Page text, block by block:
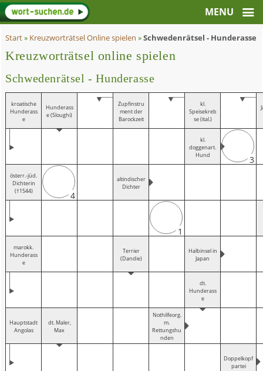
Start» Kreuzworträtsel Online spielen »Schwedenrätsel - Hunderasse
Kreuzworträtsel online spielen
Schwedenrätsel - Hunderasse
kroatische
Hunderass
e
Hunderass
e (Sloughi)
Zupfinstru
ment der
Barockzeit
kl.
Speisekreb
se (ital.)
kl.
doggenart.
Hund
3
österr.-jüd.
Dichterin
(†1544)
4
altindischer
Dichter
1
marokk.
Hunderass
e
Terrier
(Dandie)
Halbinsel in
Japan
dt.
Hunderass
e
Hauptstadt
Angolas
dt. Maler,
Max
Nothilfeorg.
m.
Rettungshu
nden
Doppelkopf
partei